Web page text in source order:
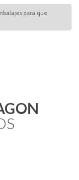
para que